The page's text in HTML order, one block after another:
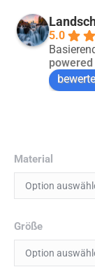
5.0
powered
Material
Größe